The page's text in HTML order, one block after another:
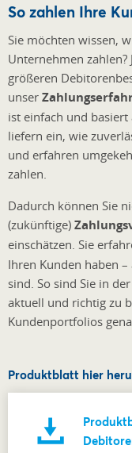
So zahlen Ihre
Sie möchten wissen,
Unternehmen
größeren
unser
ist einfach und
liefern ein, wie
und erfahren
zahlen.
Dadurch können Sie
(zukünftige)
einschätzen. Sie
Ihren Kunden haben
sind. So sind Sie in
aktuell und richtig zu
Kundenportfolios
Produktblatt hier